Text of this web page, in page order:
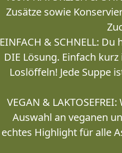
Zusätze sowie
EINFACH & SCHNELL:
DIE Lösung. Einfach
Loslöffeln! Jede Suppe
VEGAN &
Auswahl an veganen
echtes Highlight für alle